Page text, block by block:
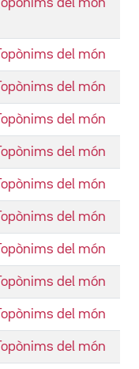
Topònims del món
Topònims del món
Topònims del món
Topònims del món
Topònims del món
Topònims del món
Topònims del món
Topònims del món
Topònims del món
Topònims del món
Topònims del món